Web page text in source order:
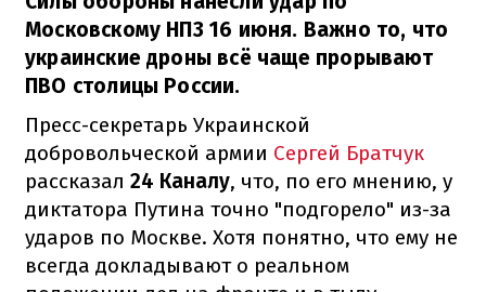
Московскому НПЗ 16 июня. Важно то, что
украинские дроны всё чаще прорывают
ПВО столицы России.
Пресс-секретарь Украинской
добровольческой армии Сергей Братчук
рассказал 24 Каналу, что, по его мнению, у
диктатора Путина точно "подгорело" из-за
ударов по Москве. Хотя понятно, что ему не
всегда докладывают о реальном